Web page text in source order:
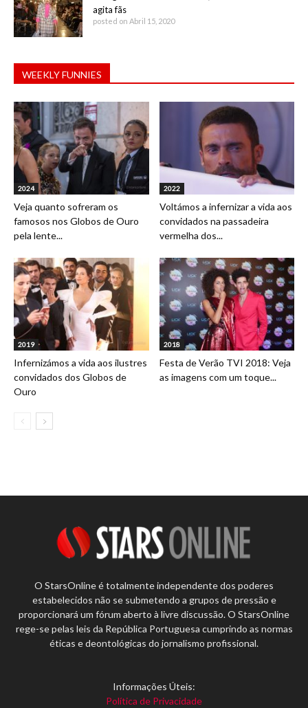
agita fãs
posted on Abril 15, 2020
WEEKLY FUNNIES
2024
Veja quanto sofreram os
famosos nos Globos de Ouro
pela lente...
2022
Voltámos a infernizar a vida aos
convidados na passadeira
vermelha dos...
2019
Infernizámos a vida aos ilustres
convidados dos Globos de
Ouro
2018
Festa de Verão TVI 2018: Veja
as imagens com um toque...
O StarsOnline é totalmente independente dos poderes
estabelecidos não se submetendo a grupos de pressão e
proporcionará um fórum aberto à livre discussão. O StarsOnline
rege-se pelas leis da República Portuguesa cumprindo as normas
éticas e deontológicas do jornalismo profissional.
Informações Úteis:
Política de Privacidade